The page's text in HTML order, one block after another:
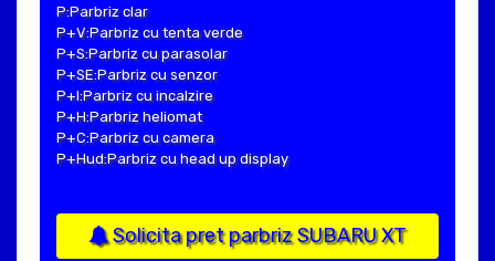
P:Parbriz clar
P+V:Parbriz cu tenta verde
P+S:Parbriz cu parasolar
P+SE:Parbriz cu senzor
P+I:Parbriz cu incalzire
P+H:Parbriz heliomat
P+C:Parbriz cu camera
P+Hud:Parbriz cu head up display
Solicita pret parbriz SUBARU XT